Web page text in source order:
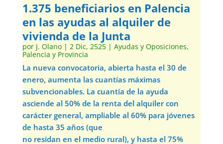
1.375 beneficiarios en Palencia
en las ayudas al alquiler de
vivienda de la Junta
por J. Olano| 2 Dic, 2525| Ayudas y Oposiciones,
Palencia y Provincia
La nueva convocatoria, abierta hasta el 30 de
enero, aumenta las cuantías máximas
subvencionables. La cuantía de la ayuda
asciende al 50% de la renta del alquiler con
carácter general, ampliable al 60% para jóvenes
de hasta 35 años (que
no residan en el medio rural), y hasta el 75%